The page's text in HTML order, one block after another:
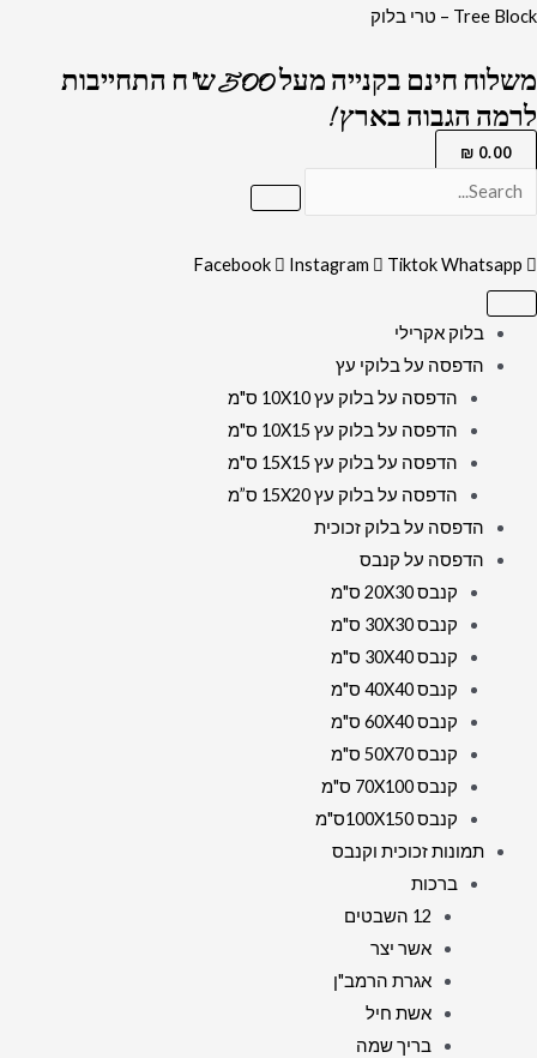
דילוג
Tree Block – טרי בלוק
משלוח חינם בקנייה מעל 500 ש"ח התחייבות
לרמה הגבוה בארץ !
0.00
₪
Facebook Instagram TiktokWhatsapp
בלוק אקרילי
הדפסה על בלוקי עץ
הדפסה על בלוק עץ 10X10 ס"מ
הדפסה על בלוק עץ 10X15 ס"מ
הדפסה על בלוק עץ 15X15 ס"מ
הדפסה על בלוק עץ 15X20 ס”מ
הדפסה על בלוק זכוכית
הדפסה על קנבס
קנבס 20X30 ס"מ
קנבס 30X30 ס"מ
קנבס 30X40 ס"מ
קנבס 40X40 ס"מ
קנבס 60X40 ס"מ
קנבס 50X70 ס"מ
קנבס 70X100 ס"מ
קנבס 100X150ס"מ
תמונות זכוכית וקנבס
ברכות
12 השבטים
אשר יצר
אגרת הרמב"ן
אשת חיל
בריך שמה
כמות
593
-
ציור
של
מליובאוויטש
על
קנבס
זכוכית
מחוסמת